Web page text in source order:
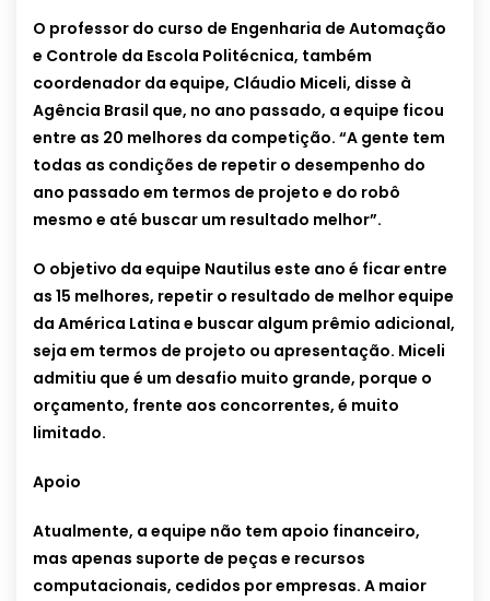
O professor do curso de Engenharia de Automação
e Controle da Escola Politécnica, também
coordenador da equipe, Cláudio Miceli, disse à
Agência Brasil que, no ano passado, a equipe ficou
entre as 20 melhores da competição. “A gente tem
todas as condições de repetir o desempenho do
ano passado em termos de projeto e do robô
mesmo e até buscar um resultado melhor”.
O objetivo da equipe Nautilus este ano é ficar entre
as 15 melhores, repetir o resultado de melhor equipe
da América Latina e buscar algum prêmio adicional,
seja em termos de projeto ou apresentação. Miceli
admitiu que é um desafio muito grande, porque o
orçamento, frente aos concorrentes, é muito
limitado.
Apoio
Atualmente, a equipe não tem apoio financeiro,
mas apenas suporte de peças e recursos
computacionais, cedidos por empresas. A maior